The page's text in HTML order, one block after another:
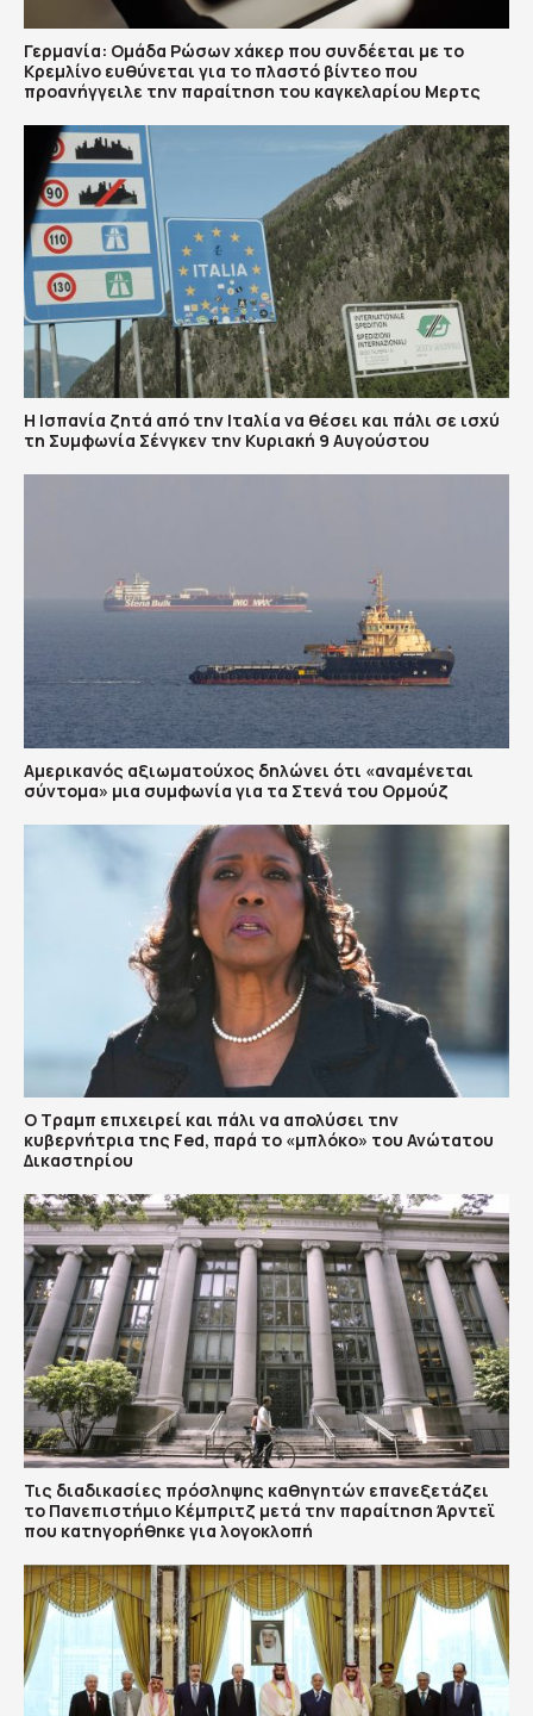
Γερμανία: Ομάδα Ρώσων χάκερ που συνδέεται με το
Κρεμλίνο ευθύνεται για το πλαστό βίντεο που
προανήγγειλε την παραίτηση του καγκελαρίου Μερτς
H Ισπανία ζητά από την Ιταλία να θέσει και πάλι σε ισχύ
τη Συμφωνία Σένγκεν την Κυριακή 9 Αυγούστου
Αμερικανός αξιωματούχος δηλώνει ότι «αναμένεται
σύντομα» μια συμφωνία για τα Στενά του Ορμούζ
Ο Τραμπ επιχειρεί και πάλι να απολύσει την
κυβερνήτρια της Fed, παρά το «μπλόκο» του Ανώτατου
Δικαστηρίου
Τις διαδικασίες πρόσληψης καθηγητών επανεξετάζει
το Πανεπιστήμιο Κέμπριτζ μετά την παραίτηση Άρντεϊ
που κατηγορήθηκε για λογοκλοπή